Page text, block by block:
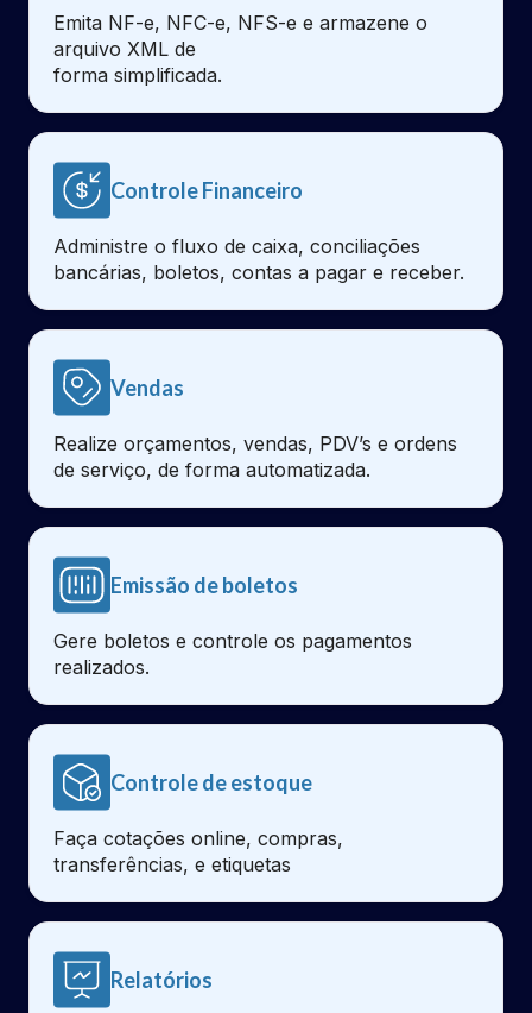
Emita NF-e, NFC-e, NFS-e e armazene o
arquivo XML de
forma simplificada.
Controle Financeiro
Administre o fluxo de caixa, conciliações
bancárias, boletos, contas a pagar e receber.
Vendas
Realize orçamentos, vendas, PDV’s e ordens
de serviço, de forma automatizada.
Emissão de boletos
Gere boletos e controle os pagamentos
realizados.
Controle de estoque
Faça cotações online, compras,
transferências, e etiquetas
Relatórios